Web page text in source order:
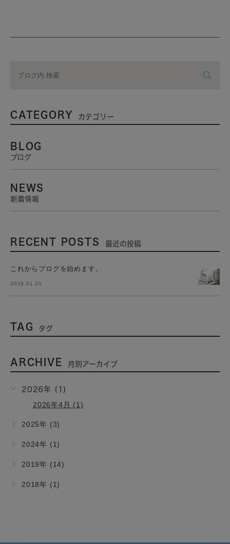
CATEGORY カテゴリー
BLOG
ブログ
NEWS
新着情報
RECENT POSTS 最近の投稿
これからブログを始めます。
2018.01.20
TAG タグ
ARCHIVE 月別アーカイブ
2026年 (1)
2026年4月 (1)
2025年 (3)
2024年 (1)
2019年 (14)
2018年 (1)